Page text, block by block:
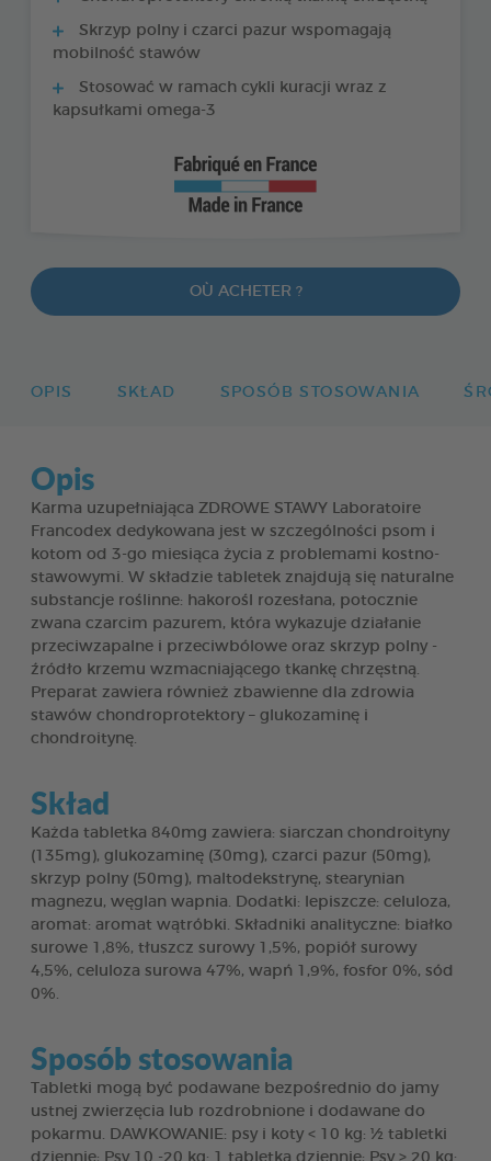
Skrzyp polny i czarci pazur wspomagają
mobilność stawów
Stosować w ramach cykli kuracji wraz z
kapsułkami omega-3
OÙ ACHETER ?
OPIS SKŁAD SPOSÓB STOSOWANIA
Opis
Karma uzupełniająca ZDROWE STAWY Laboratoire
Francodex dedykowana jest w szczególności psom i
kotom od 3-go miesiąca życia z problemami kostno-
stawowymi. W składzie tabletek znajdują się naturalne
substancje roślinne: hakorośl rozesłana, potocznie
zwana czarcim pazurem, która wykazuje działanie
przeciwzapalne i przeciwbólowe oraz skrzyp polny -
źródło krzemu wzmacniającego tkankę chrzęstną.
Preparat zawiera również zbawienne dla zdrowia
stawów chondroprotektory – glukozaminę i
chondroitynę.
Skład
Każda tabletka 840mg zawiera: siarczan chondroityny
(135mg), glukozaminę (30mg), czarci pazur (50mg),
skrzyp polny (50mg), maltodekstrynę, stearynian
magnezu, węglan wapnia. Dodatki: lepiszcze: celuloza,
aromat: aromat wątróbki. Składniki analityczne: białko
surowe 1,8%, tłuszcz surowy 1,5%, popiół surowy
4,5%, celuloza surowa 47%, wapń 1,9%, fosfor 0%, sód
0%.
Sposób stosowania
Tabletki mogą być podawane bezpośrednio do jamy
ustnej zwierzęcia lub rozdrobnione i dodawane do
pokarmu. DAWKOWANIE: psy i koty < 10 kg: ½ tabletki
dziennie; Psy 10 -20 kg: 1 tabletka dziennie; Psy > 20 kg: